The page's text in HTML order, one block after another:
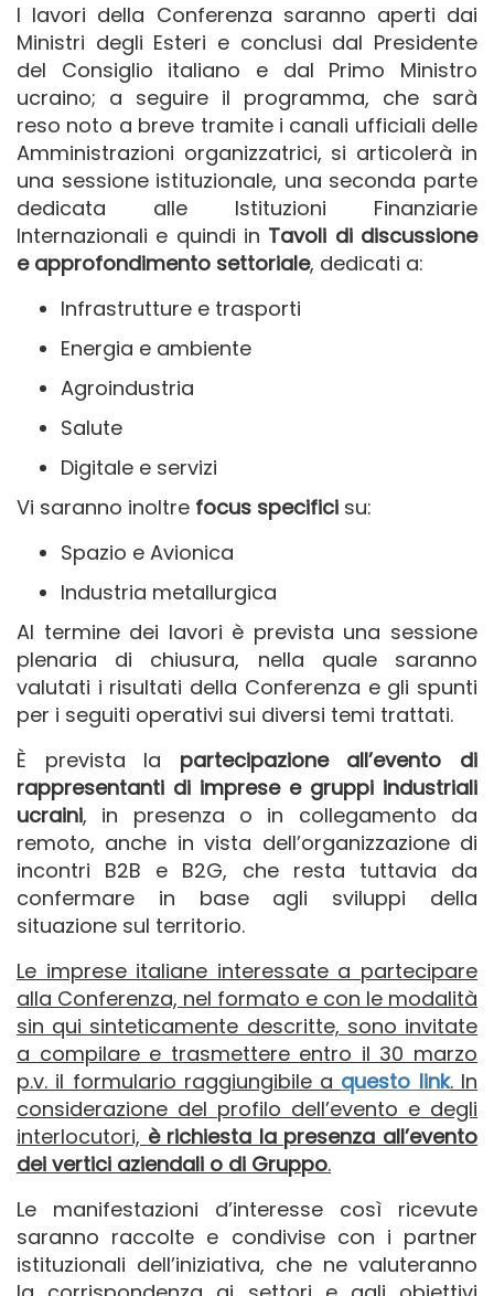
I lavori della Conferenza saranno aperti dai
Ministri degli Esteri e conclusi dal Presidente
del Consiglio italiano e dal Primo Ministro
ucraino; a seguire il programma, che sarà
reso noto a breve tramite i canali ufficiali delle
Amministrazioni organizzatrici, si articolerà in
una sessione istituzionale, una seconda parte
dedicata alle Istituzioni Finanziarie
Internazionali e quindi in Tavoli di discussione
e approfondimento settoriale, dedicati a:
Infrastrutture e trasporti
Energia e ambiente
Agroindustria
Salute
Digitale e servizi
Vi saranno inoltre focus specifici su:
Spazio e Avionica
Industria metallurgica
Al termine dei lavori è prevista una sessione
plenaria di chiusura, nella quale saranno
valutati i risultati della Conferenza e gli spunti
per i seguiti operativi sui diversi temi trattati.
È prevista la partecipazione all’evento di
rappresentanti di imprese e gruppi industriali
ucraini, in presenza o in collegamento da
remoto, anche in vista dell’organizzazione di
incontri B2B e B2G, che resta tuttavia da
confermare in base agli sviluppi della
situazione sul territorio.
Le imprese italiane interessate a partecipare
alla Conferenza, nel formato e con le modalità
sin qui sinteticamente descritte, sono invitate
a compilare e trasmettere entro il 30 marzo
p.v. il formulario raggiungibile a questo link. In
considerazione del profilo dell’evento e degli
interlocutori, è richiesta la presenza all’evento
dei vertici aziendali o di Gruppo.
Le manifestazioni d’interesse così ricevute
saranno raccolte e condivise con i partner
istituzionali dell’iniziativa, che ne valuteranno